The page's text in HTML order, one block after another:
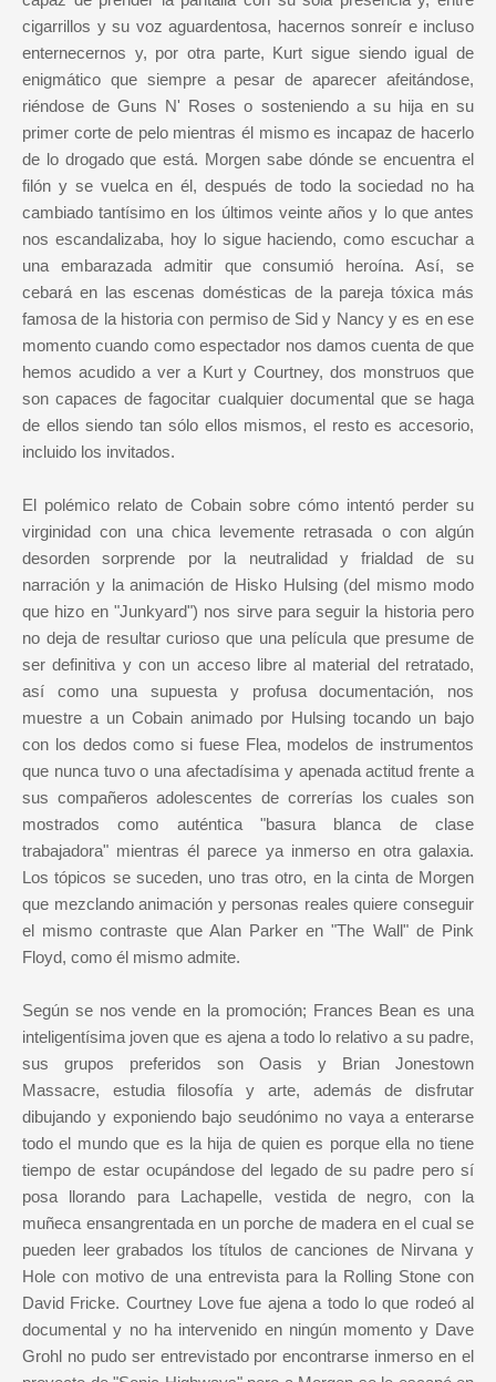
cigarrillos y su voz aguardentosa, hacernos sonreír e incluso
enternecernos y, por otra parte, Kurt sigue siendo igual de
enigmático que siempre a pesar de aparecer afeitándose,
riéndose de Guns N' Roses o sosteniendo a su hija en su
primer corte de pelo mientras él mismo es incapaz de hacerlo
de lo drogado que está. Morgen sabe dónde se encuentra el
filón y se vuelca en él, después de todo la sociedad no ha
cambiado tantísimo en los últimos veinte años y lo que antes
nos escandalizaba, hoy lo sigue haciendo, como escuchar a
una embarazada admitir que consumió heroína. Así, se
cebará en las escenas domésticas de la pareja tóxica más
famosa de la historia con permiso de Sid y Nancy y es en ese
momento cuando como espectador nos damos cuenta de que
hemos acudido a ver a Kurt y Courtney, dos monstruos que
son capaces de fagocitar cualquier documental que se haga
de ellos siendo tan sólo ellos mismos, el resto es accesorio,
incluido los invitados.
El polémico relato de Cobain sobre cómo intentó perder su
virginidad con una chica levemente retrasada o con algún
desorden sorprende por la neutralidad y frialdad de su
narración y la animación de Hisko Hulsing (del mismo modo
que hizo en "Junkyard") nos sirve para seguir la historia pero
no deja de resultar curioso que una película que presume de
ser definitiva y con un acceso libre al material del retratado,
así como una supuesta y profusa documentación, nos
muestre a un Cobain animado por Hulsing tocando un bajo
con los dedos como si fuese Flea, modelos de instrumentos
que nunca tuvo o una afectadísima y apenada actitud frente a
sus compañeros adolescentes de correrías los cuales son
mostrados como auténtica "basura blanca de clase
trabajadora" mientras él parece ya inmerso en otra galaxia.
Los tópicos se suceden, uno tras otro, en la cinta de Morgen
que mezclando animación y personas reales quiere conseguir
el mismo contraste que Alan Parker en "The Wall" de Pink
Floyd, como él mismo admite.
Según se nos vende en la promoción; Frances Bean es una
inteligentísima joven que es ajena a todo lo relativo a su padre,
sus grupos preferidos son Oasis y Brian Jonestown
Massacre, estudia filosofía y arte, además de disfrutar
dibujando y exponiendo bajo seudónimo no vaya a enterarse
todo el mundo que es la hija de quien es porque ella no tiene
tiempo de estar ocupándose del legado de su padre pero sí
posa llorando para Lachapelle, vestida de negro, con la
muñeca ensangrentada en un porche de madera en el cual se
pueden leer grabados los títulos de canciones de Nirvana y
Hole con motivo de una entrevista para la Rolling Stone con
David Fricke. Courtney Love fue ajena a todo lo que rodeó al
documental y no ha intervenido en ningún momento y Dave
Grohl no pudo ser entrevistado por encontrarse inmerso en el